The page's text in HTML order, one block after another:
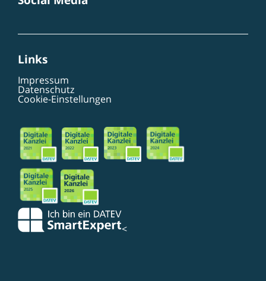
Links
Impressum
Datenschutz
Cookie-Einstellungen
<